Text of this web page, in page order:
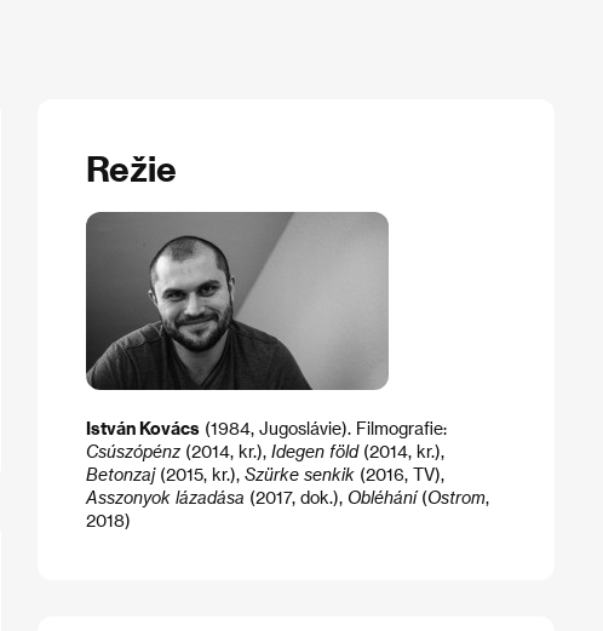
Režie
István Kovács(1984, Jugoslávie). Filmografie:
Csúszópénz (2014, kr.), Idegen föld(2014, kr.),
Betonzaj(2015, kr.), Szürke senkik(2016, TV),
Asszonyok lázadása (2017, dok.), Obléhání(Ostrom,
2018)